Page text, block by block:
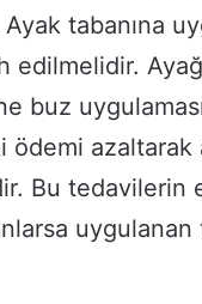
Ayak tabanına
edilmelidir.
buz uygulaması
azaltarak
Bu tedavilerin